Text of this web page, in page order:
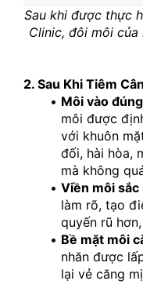
Sau khi được thực
Clinic, đôi môi
2. Sau Khi Tiêm
Môi vào
môi được
với khuôn
đối, hài hòa,
mà không
Viền môi sắc
làm rõ, tạo
quyến rũ
Bề mặt môi
nhăn được
lại vẻ căng